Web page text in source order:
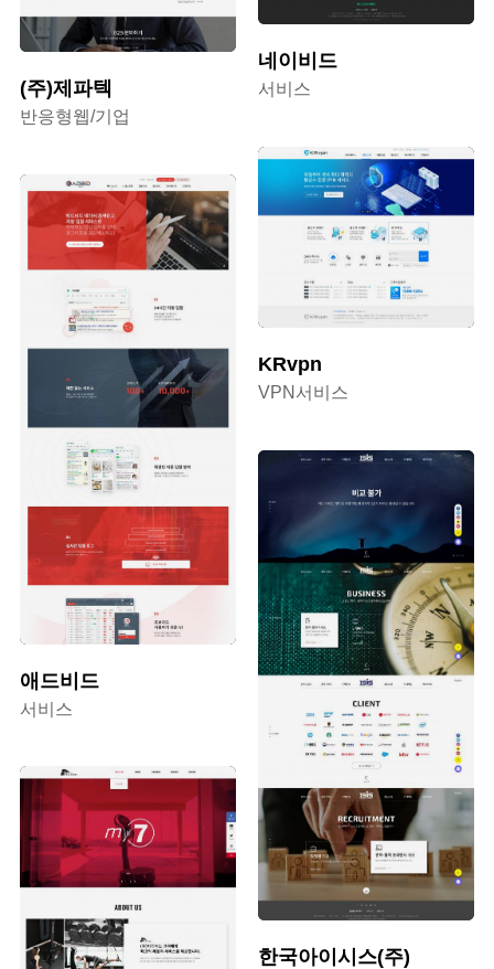
(주)제파텍
반응형웹/기업
네이비드
서비스
KRvpn
VPN서비스
애드비드
서비스
한국아이시스(주)